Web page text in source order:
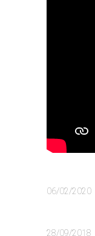
06/02/2020
28/09/2018